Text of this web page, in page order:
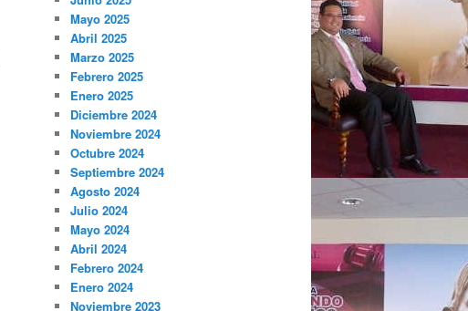
Mayo 2025
Abril 2025
Marzo 2025
Febrero 2025
Enero 2025
Diciembre 2024
Noviembre 2024
Octubre 2024
Septiembre 2024
Agosto 2024
Julio 2024
Mayo 2024
Abril 2024
Febrero 2024
Enero 2024
Noviembre 2023